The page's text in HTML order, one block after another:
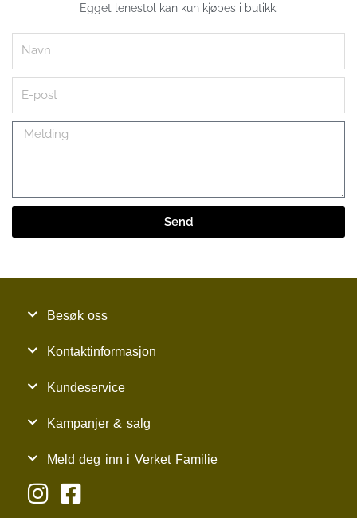
Egget lenestol kan kun kjøpes i butikk:
post
Melding
Send
Besøk oss
Kontaktinformasjon
Kundeservice
Kampanjer & salg
Meld deg inn i Verket Familie